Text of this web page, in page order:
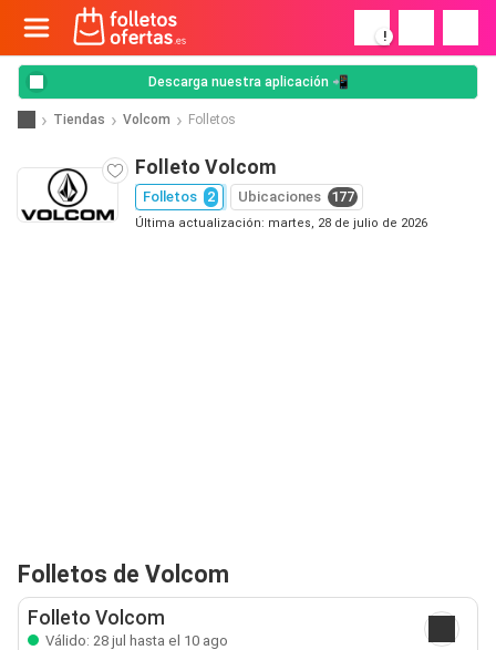
!
Descarga nuestra aplicación 📲
Tiendas Volcom Folletos
Folleto Volcom
Folletos 2 Ubicaciones 177
Última actualización: martes, 28 de julio de 2026
Folletos de Volcom
Folleto Volcom
Válido: 28 jul hasta el 10 ago